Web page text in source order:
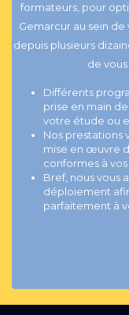
formateurs, pour
Gemarcur au sein
depuis plusieurs
de
Différents
prise en main
votre étude ou
Nos prestations
mise en œuvre
conformes à vos
Bref, nous vous
déploiement
parfaitement à